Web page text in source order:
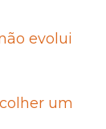
evolui
um